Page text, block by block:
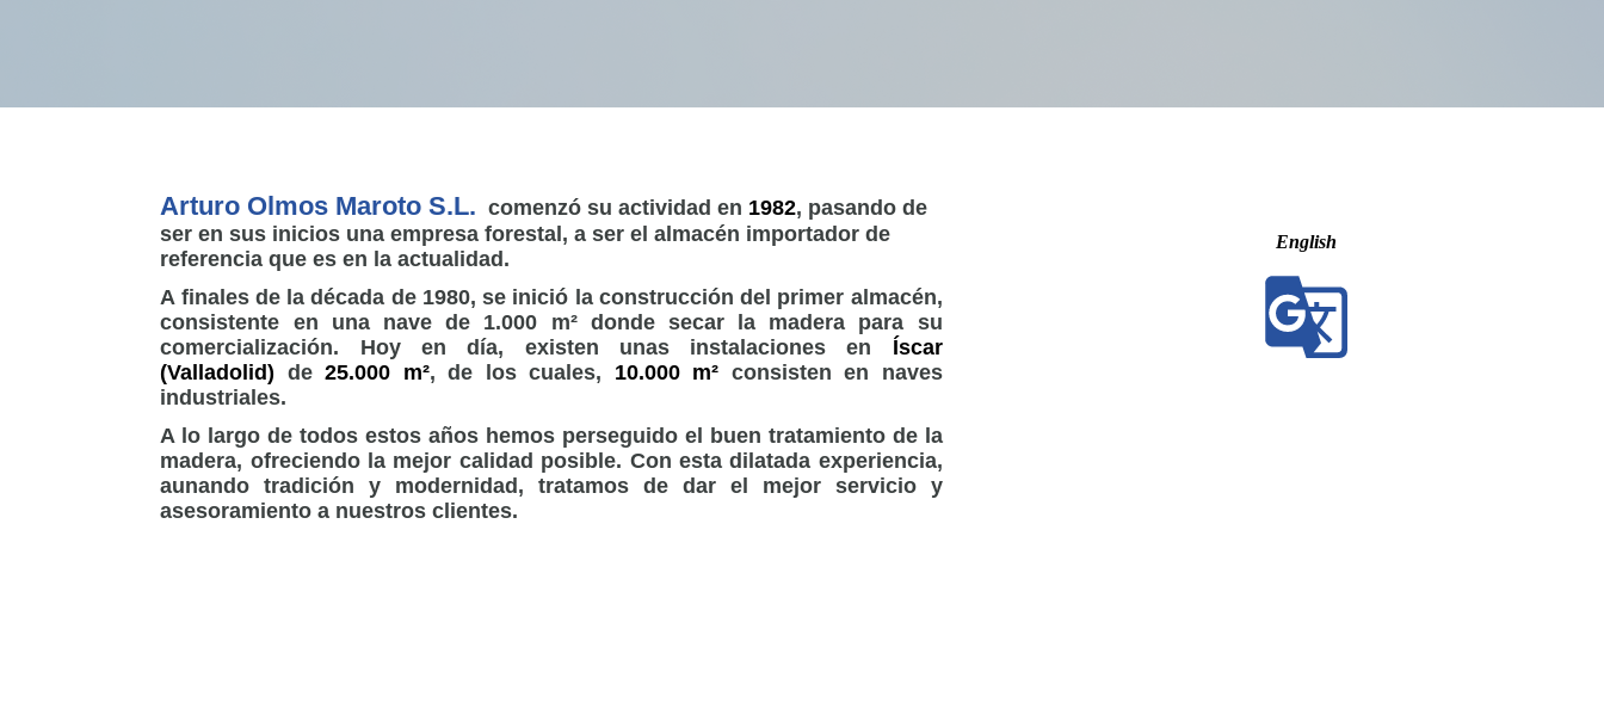
Arturo Olmos Maroto S.L. comenzó su actividad en 1982, pasando de
ser en sus inicios una empresa forestal, a ser el almacén importador de
referencia que es en la actualidad.
A finales de la década de 1980, se inició la construcción del primer almacén,
consistente en una nave de 1.000 m² donde secar la madera para su
comercialización. Hoy en día, existen unas instalaciones en Íscar
(Valladolid) de25.000 m², de los cuales, 10.000 m² consisten en naves
industriales.
A lo largo de todos estos años hemos perseguido el buen tratamiento de la
madera, ofreciendo la mejor calidad posible. Con esta dilatada experiencia,
aunando tradición y modernidad, tratamos de dar el mejor servicio y
asesoramiento a nuestros clientes.
English